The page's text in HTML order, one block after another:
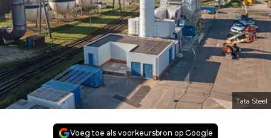
Tata Steel
Voeg toe als voorkeursbron op Google